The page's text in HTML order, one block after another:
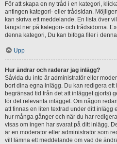
För att skapa en ny tråd i en kategori,
antingen kategori- eller trådsidan.
kan skriva ett meddelande. En lista över
längst ner på kategori- och trådsidorna.
denna kategori, Du kan bifoga filer i
Upp
Hur ändrar och raderar jag inlägg?
Såvida du inte är administratör eller
bort dina egna inlägg. Du kan redigera
begränsad tid från det att inlägget gjorts)
för det relevanta inlägget. Om någon
att finnas en liten textrad under ditt inlägg
hur många gånger och när du har
visas om ingen har svarat på ditt inlägg.
är en moderator eller administratör som
vill lämna ett meddelande om vad de